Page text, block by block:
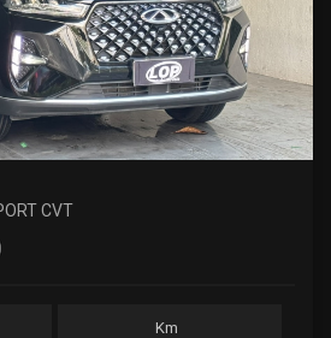
CVT
Km